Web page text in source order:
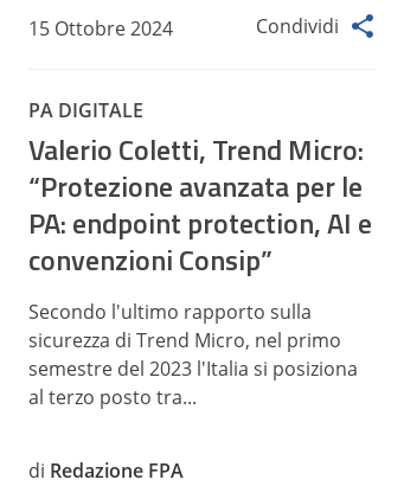
15 Ottobre 2024 Condividi
PA DIGITALE
Valerio Coletti, Trend Micro:
“Protezione avanzata per le
PA: endpoint protection, AI e
convenzioni Consip”
Secondo l'ultimo rapporto sulla
sicurezza di Trend Micro, nel primo
semestre del 2023 l'Italia si posiziona
al terzo posto tra...
di Redazione FPA